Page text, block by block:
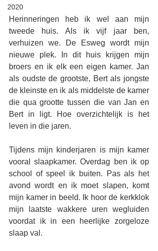
2020
Herinneringen heb ik wel aan mijn
tweede huis. Als ik vijf jaar ben,
verhuizen we. De Esweg wordt mijn
nieuwe plek. In dit huis krijgen mijn
broers en ik elk een eigen kamer. Jan
als oudste de grootste, Bert als jongste
de kleinste en ik als middelste de kamer
die qua grootte tussen die van Jan en
Bert in ligt. Hoe overzichtelijk is het
leven in die jaren.
Tijdens mijn kinderjaren is mijn kamer
vooral slaapkamer. Overdag ben ik op
school of speel ik buiten. Pas als het
avond wordt en ik moet slapen, komt
mijn kamer in beeld. Ik hoor de kerkklok
mijn laatste wakkere uren wegluiden
voordat ik in een heerlijke zorgeloze
slaap val.